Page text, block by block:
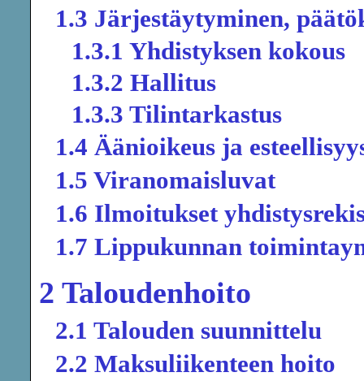
1.3 Järjestäytyminen,
1.3.1 Yhdistyksen kokous
1.3.2 Hallitus
1.3.3 Tilintarkastus
1.4 Äänioikeus ja
1.5 Viranomaisluvat
1.6 Ilmoitukset
1.7 Lippukunnan
2 Taloudenhoito
2.1 Talouden suunnittelu
2.2 Maksuliikenteen hoito